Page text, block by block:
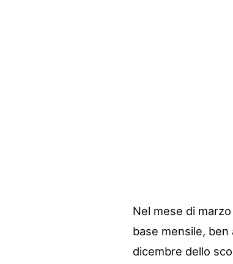
Nel mese di
base mensile,
dicembre dello